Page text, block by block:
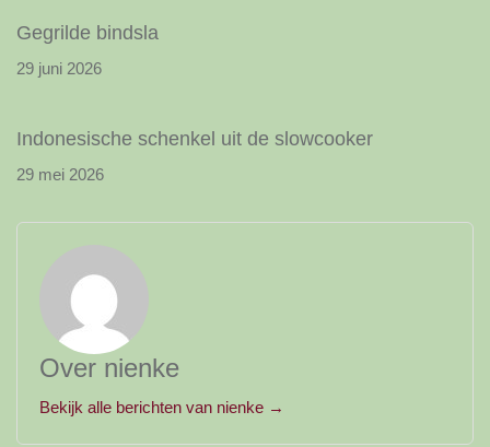
Gegrilde bindsla
29 juni 2026
Indonesische schenkel uit de slowcooker
29 mei 2026
Over nienke
Bekijk alle berichten van nienke →